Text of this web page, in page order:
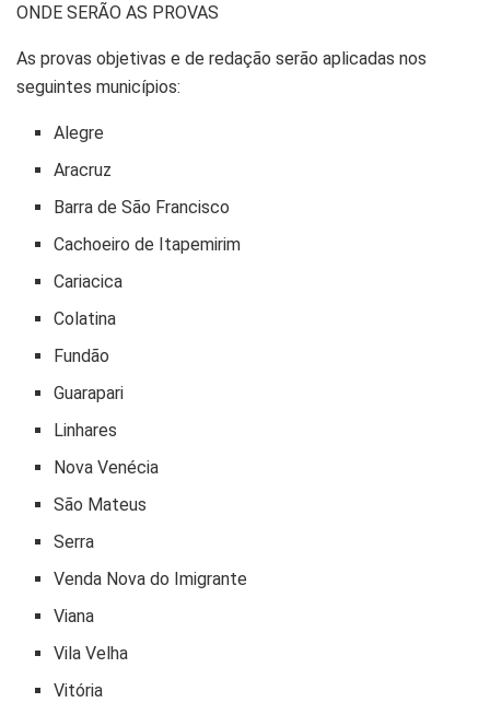
ONDE SERÃO AS PROVAS
As provas objetivas e de redação serão aplicadas nos
seguintes municípios:
Alegre
Aracruz
Barra de São Francisco
Cachoeiro de Itapemirim
Cariacica
Colatina
Fundão
Guarapari
Linhares
Nova Venécia
São Mateus
Serra
Venda Nova do Imigrante
Viana
Vila Velha
Vitória